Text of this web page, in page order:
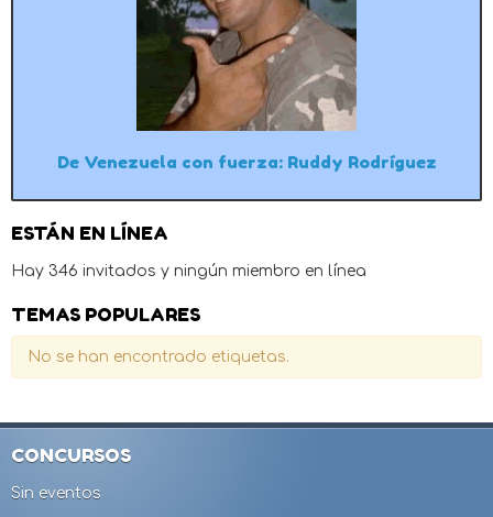
De Venezuela con fuerza: Ruddy Rodríguez
ESTÁN EN LÍNEA
Hay 346 invitados y ningún miembro en línea
TEMAS POPULARES
No se han encontrado etiquetas.
CONCURSOS
Sin eventos